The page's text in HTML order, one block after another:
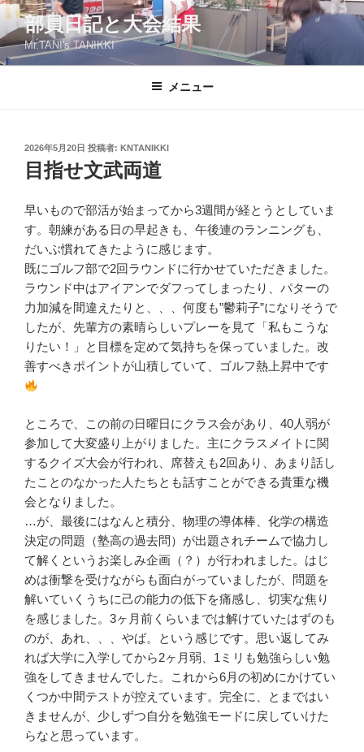
コ
ン
テ
ン
部員日記と大会結果
Mr.TANI's TANIKKI
メニュー
投
稿
日:
2026年5月20日 投稿者: KNTANIKKI
目指せ文武両道
早いもので部活が始まってから3週間が経とうとしていま
す。朝練がある日の早起きも、午後連のランニングも、
だいぶ慣れてきたように感じます。
既にゴルフ部で2回ラウンドに行かせていただきました。
ラウンド中はアイアンでダフってしまったり、パターの
力加減を間違えたりと、、、何度も”鬱莉子”になりそうで
したが、先輩方の素晴らしいプレーを見て「私もこうな
りたい！」と目標を定めて気持ちを保っていました。改
善すべきポイントが山積していて、ゴルフ熱上昇中です
ところで、この前の日曜日にクラス会があり、40人弱が
参加して大変盛り上がりました。主にクラスメイトに関
するクイズ大会が行われ、席替えも2回あり、あまり話し
たことのなかった人たちとも話すことができる貴重な機
会となりました。
…が、最後にはなんと積分、物理の導体棒、化学の構造
決定の問題（塾高の過去問）が出題されチームで協力し
て解くというお楽しみ企画（？）が行われました。はじ
めは衝撃を受けながらも面白がっていましたが、問題を
解いていくうちに己の能力の低下を痛感し、切実な焦り
を感じました。3ヶ月前くらいまでは解けていたはずのも
のが、あれ、、、やば。という感じです。思い返してみ
れば大学に入学してから2ヶ月弱、1ミリも勉強らしい勉
強をしてきませんでした。これから6月の初めにかけてい
くつか中間テストが控えています。完全に、とまではい
きませんが、少しずつ自分を勉強モードに戻していけた
らなと思っています。